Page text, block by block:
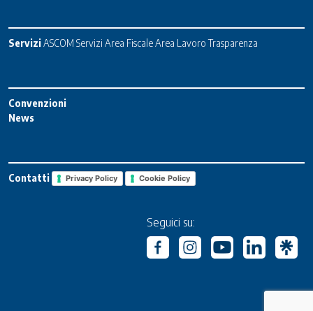
ServiziASCOM Servizi Area FiscaleArea Lavoro Trasparenza
Convenzioni
News
Contatti Privacy Policy Cookie Policy
Seguici su: